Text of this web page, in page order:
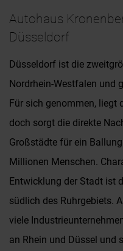
Autohaus
Düsseldorf
Düsseldorf ist die
Nordrhein-Westfalen und
Für sich genommen, liegt
doch sorgt die direkte
Großstädte für ein
Millionen Menschen.
Entwicklung der Stadt ist
südlich des Ruhrgebiets.
viele
an Rhein und Düssel und